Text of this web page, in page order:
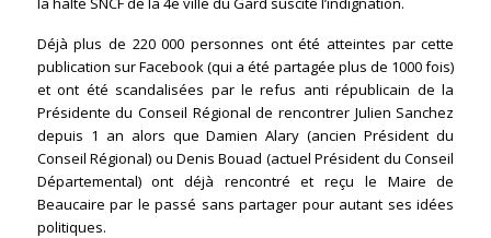
Déjà plus de 220 000 personnes ont été atteintes par cette
publication sur Facebook (qui a été partagée plus de 1000 fois)
et ont été scandalisées par le refus anti républicain de la
Présidente du Conseil Régional de rencontrer Julien Sanchez
depuis 1 an alors que Damien Alary (ancien Président du
Conseil Régional) ou Denis Bouad (actuel Président du Conseil
Départemental) ont déjà rencontré et reçu le Maire de
Beaucaire par le passé sans partager pour autant ses idées
politiques.